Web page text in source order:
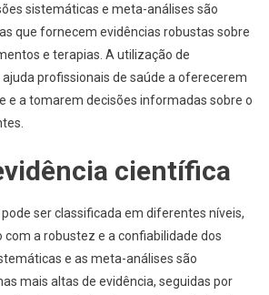
sistemáticas e meta-análises são
que fornecem evidências robustas sobre
e terapias. A utilização de
profissionais de saúde a oferecerem
e a tomarem decisões informadas sobre o
científica
ser classificada em diferentes níveis,
com a robustez e a confiabilidade dos
e as meta-análises são
mais altas de evidência, seguidas por